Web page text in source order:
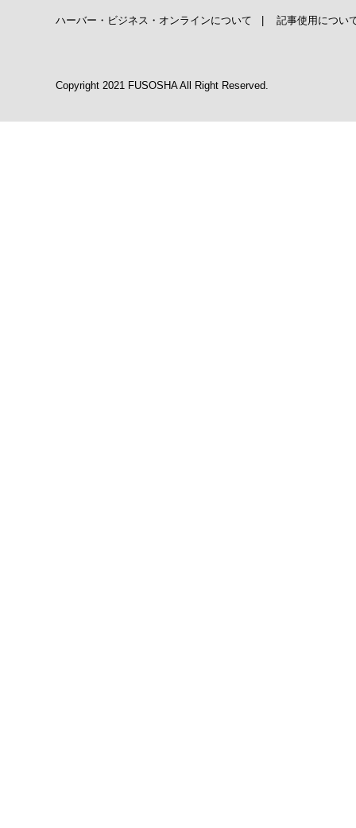
ハーバー・ビジネス・オンラインについて 記事使用につい
Copyright 2021 FUSOSHA All Right Reserved.